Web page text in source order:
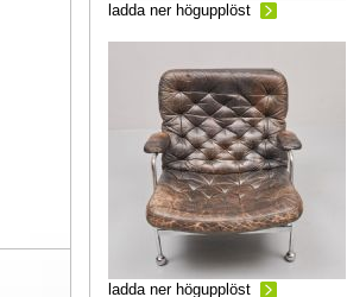
ladda ner högupplöst
ladda ner högupplöst